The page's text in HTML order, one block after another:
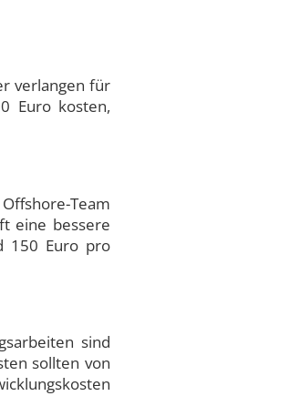
verlangen für
Euro kosten,
Team
eine bessere
150 Euro pro
sind
sollten von